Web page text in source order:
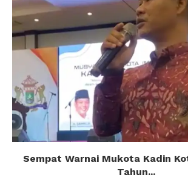
Sempat Warnai Mukota Kadin
Tahun...